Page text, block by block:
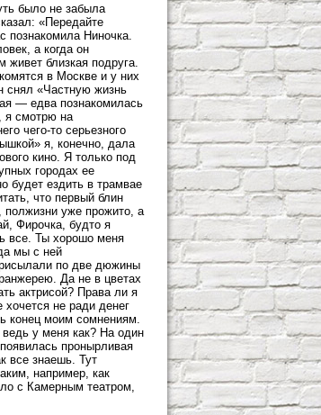
было не забыла
«Передайте
Ниночка.
а когда он
близкая подруга.
в Москве и у них
снял «Частную жизнь
— едва познакомилась
я смотрю на
чего-то серьезного
я, конечно, дала
кино. Я только под
городах ее
будет ездить в трамвае
что первый блин
уже прожито, а
Фирочка, будто я
все. Ты хорошо меня
мы с ней
по две дюжины
Да не в цветах
актрисой? Права ли я
не ради денег
конец моим сомнениям.
ведь у меня как? На один
пронырливая
все знаешь. Тут
например, как
с Камерным театром,